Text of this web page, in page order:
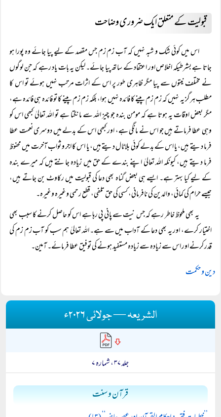
قبولیت کے متعلق ایک ضروری وضاحت
اس میں کوئی شک و شبہ نہیں کہ آب زم زم جس مقصد کے لیے پیا جائے وہ پورا ہو
جاتا ہے بشرطیکہ اخلاص اور اعتقاد کے ساتھ پیا جائے۔ لیکن یہ بات یاد رہے کہ جن لوگوں
نے مختلف نیتوں سے پیا مگر ظاہری طور پر اس کے اثرات مرتب نہیں ہوئے تو اس کا
مطلب ہرگز یہ نہیں کہ زم زم پینے کا فائدہ نہیں ہوا، بلکہ زم زم پینے کا تو فائدہ ہی فائدہ ہے،
مگر بعض اوقات یہ ہوتا ہے کہ مومن بندہ جو چیز اللہ سے مانگتا ہے تو اللہ تعالیٰ کبھی اس کو
وہی عطا فرماتے ہیں جو اس نے مانگی ہے، اور کبھی اس کے بدلے میں دوسری نعمت عطا
فرما دیتے ہیں، یا اس کے بدلے کوئی بلا ٹال دیتے ہیں، یا اس کا اجر و ثواب آخرت میں محفوظ
فرما دیتے ہیں، کیونکہ اللہ تعالیٰ اپنے بندے کے حق میں زیادہ جانتے ہیں کہ میرے بندہ
کے لیے کیا بہتر ہے۔ ایسے ہی بعض گناہ بھی دعا کی قبولیت میں رکاوٹ بن جاتے ہیں،
جیسے حرام کی کمائی، والدین کی نافرمانی، کسی کی حق تلفی، قطع رحمی وغیرہ وغیرہ۔
یہ بھی ملحوظ خاطر رہے کہ جس نیت سے پانی پی رہا ہے اس کو حاصل کرنے کا سبب بھی
اختیار کرے، اور یہ بھی دعا کے آداب میں سے ہے۔ اللہ تعالیٰ ہم سب کو آب زم زم کی
قدر کرنے اور اس سے زیادہ سے زیادہ مستفید ہونے کی توفیق عطا فرمائے۔ آمین۔
دین و حکمت
الشریعہ — جولائی ۲۰۲۶ء
جلد ۳۷ ، شمارہ ۷
قرآن و سنت